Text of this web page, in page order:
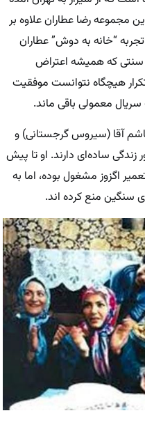
مجموعه رضا عطاران علاوه بر
تجربه “خانه به دوش” عطاران
سنتی که همیشه اعتراض
هیچگاه نتوانست موفقیت
معمولی باقی ماند.
آقا (سیروس گرجستانی) و
ساده‌ای دارند. او تا پیش
اگزوز مشغول بوده، اما به
سنگین منع کرده اند.